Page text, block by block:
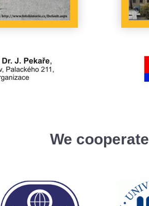
We cooperate